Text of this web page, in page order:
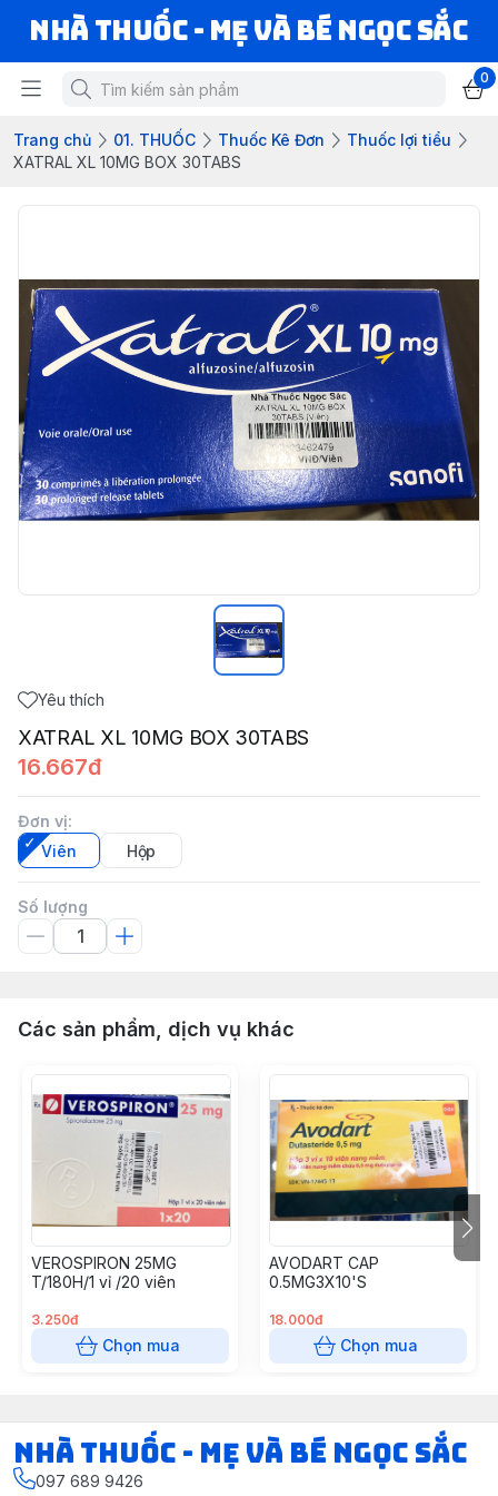
Nhà Thuốc - Mẹ và Bé Ngọc Sắc
0
Trang chủ 01. THUỐC Thuốc Kê Đơn
Thuốc lợi tiểu
XATRAL XL 10MG BOX 30TABS
Yêu thích
XATRAL XL 10MG BOX 30TABS
16.667đ
Đơn vị:
Viên
Hộp
Số lượng
Các sản phẩm, dịch vụ khác
VEROSPIRON 25MG
T/180H/1 vỉ /20 viên
3.250đ
Chọn mua
AVODART CAP
0.5MG3X10'S
18.000đ
Chọn mua
Nhà Thuốc - Mẹ và Bé Ngọc Sắc
097 689 9426